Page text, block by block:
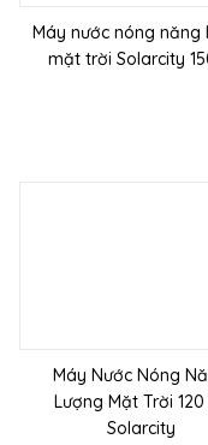
Máy nước nóng năng
mặt trời Solarcity
Máy Nước Nóng
Lượng Mặt Trời 120
Solarcity